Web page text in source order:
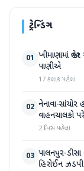
ટ્રેન્ડિંગ
01 ખીમાણામાં
પાણીએ
17 કલાક પહેલા
02 નેનાવા-સાંચોર
વાહનચાલકો
2 દિવસ પહેલા
03 પાલનપુર-
હિરોઈન